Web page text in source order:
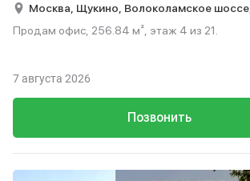
Москва, Щукино, Волоколамское шоссе,
Продам офис, 256.84 м², этаж 4 из 21.
Позвонить
7 августа 2026